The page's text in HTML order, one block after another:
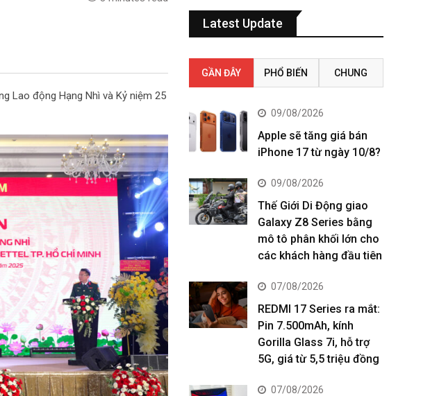
Lao động Hạng Nhì và Kỷ niệm 25
Latest Update
GẦN ĐÂY PHỔ BIẾN CHUNG
09/08/2026
Apple sẽ tăng giá bán
iPhone 17 từ ngày 10/8?
09/08/2026
Thế Giới Di Động giao
Galaxy Z8 Series bằng
mô tô phân khối lớn cho
các khách hàng đầu tiên
07/08/2026
REDMI 17 Series ra mắt:
Pin 7.500mAh, kính
Gorilla Glass 7i, hỗ trợ
5G, giá từ 5,5 triệu đồng
07/08/2026